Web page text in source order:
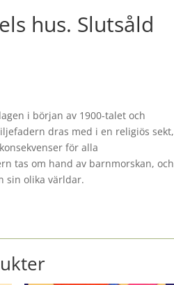
hus. Slutsåld
i början av 1900-talet och
dras med i en religiös sekt,
för alla
tas om hand av barnmorskan, och
sin olika världar.